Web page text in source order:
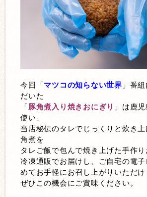
今回「マツコの知らない世界 」番
だいた
「豚角煮入り焼きおにぎり 」は鹿
使い、
当店秘伝のタレでじっくりと炊き
角煮を
タレご飯で包んで焼き上げた手作り
冷凍通販でお届けし、ご自宅の電
めてお手軽にお召し上がりいただけ
ぜひこの機会にご賞味ください。